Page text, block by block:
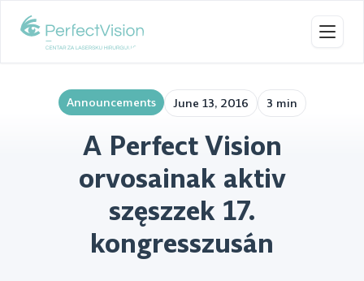
Announcements June 13, 2016 3 min
A Perfect Vision
orvosainak aktiv
szęszzek 17.
kongresszusán